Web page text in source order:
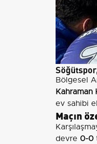
Bölgesel
Kahraman
ev sahibi
Maçın
devre 0-0